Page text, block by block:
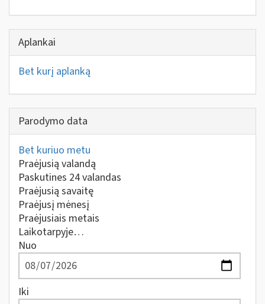
Aplankai
Bet kurį aplanką
Parodymo data
Bet kuriuo metu
Praėjusią valandą
Paskutines 24 valandas
Praėjusią savaitę
Praėjusį mėnesį
Praėjusiais metais
Laikotarpyje…
Nuo
Iki